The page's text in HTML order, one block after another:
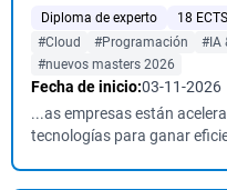
Diploma de experto 18 ECTS
#Cloud
#Programación #IA
#nuevos masters 2026
Fecha de inicio:03-11-2026
...as empresas están
tecnologías para ganar